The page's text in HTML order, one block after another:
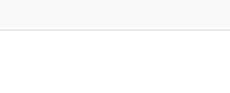
skapa nytt kontoifall du inte redan har ett.